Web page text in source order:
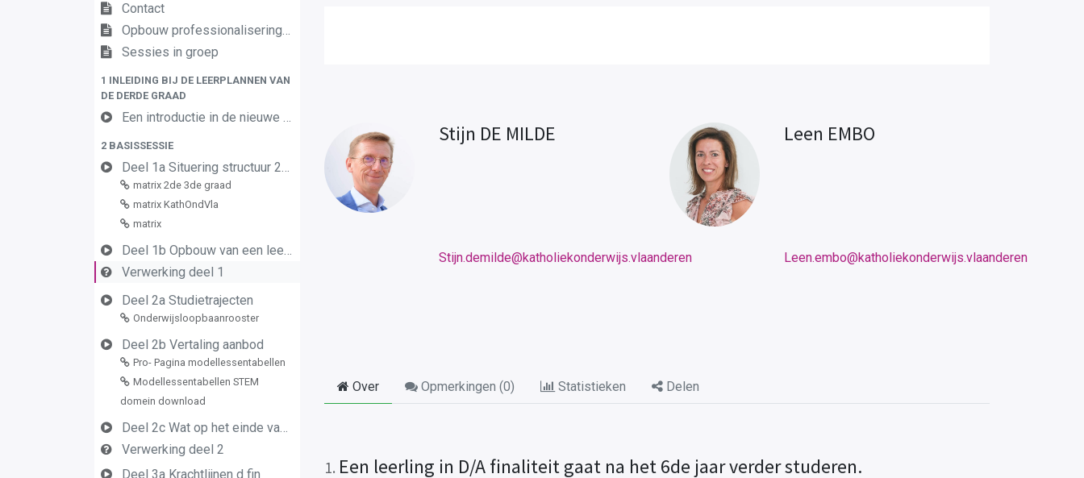
Contact
Opbouw professionaliseringstraject
Sessies in groep
1 INLEIDING BIJ DE LEERPLANNEN VAN
DE DERDE GRAAD
Een introductie in de nieuwe leerplannen van de derde graad
2 BASISSESSIE
Deel 1a Situering structuur 2de en 3de graad
matrix 2de 3de graad
matrix KathOndVla
matrix
Deel 1b Opbouw van een leerplan vormingsconcept
Verwerking deel 1
Deel 2a Studietrajecten
Onderwijsloopbaanrooster
Deel 2b Vertaling aanbod
Pro- Pagina modellessentabellen
Modellessentabellen STEM
domein download
Deel 2c Wat op het einde van de graad
Verwerking deel 2
Deel 3a Krachtlijnen d fin
Stijn DE MILDE
Stijn.demilde@katholiekonderwijs.vlaanderen
Leen EMBO
Leen.embo@katholiekonderwijs.vlaanderen
Over Opmerkingen (0) Statistieken Delen
1. Een leerling in D/A finaliteit gaat na het 6de jaar verder studeren.